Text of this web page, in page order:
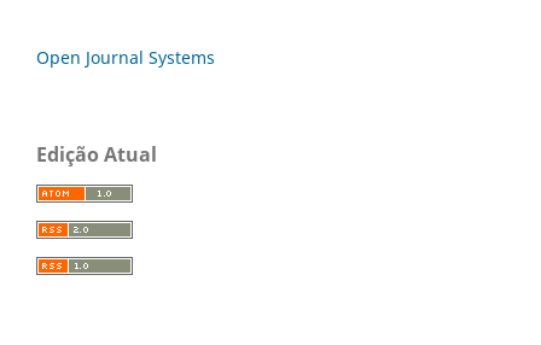
Open Journal Systems
Edição Atual